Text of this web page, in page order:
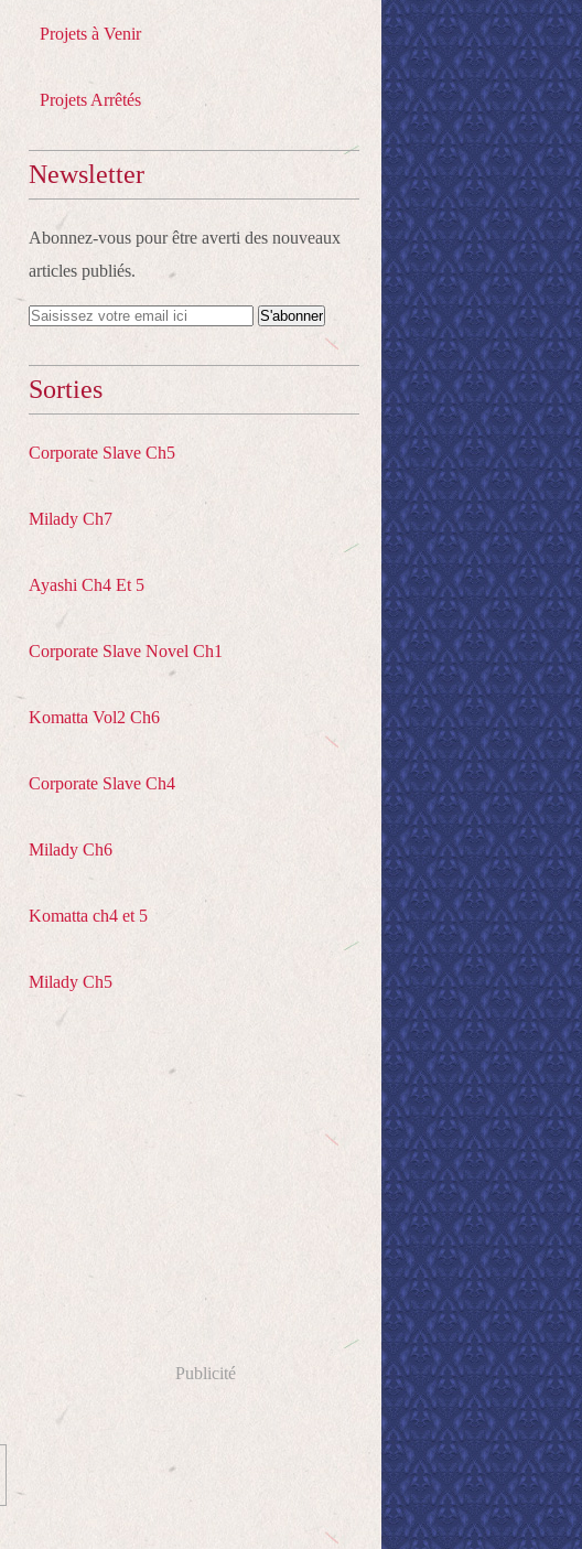
Projets à Venir
Projets Arrêtés
Newsletter
Abonnez-vous pour être averti des nouveaux
articles publiés.
Sorties
Corporate Slave Ch5
Milady Ch7
Ayashi Ch4 Et 5
Corporate Slave Novel Ch1
Komatta Vol2 Ch6
Corporate Slave Ch4
Milady Ch6
Komatta ch4 et 5
Milady Ch5
Publicité